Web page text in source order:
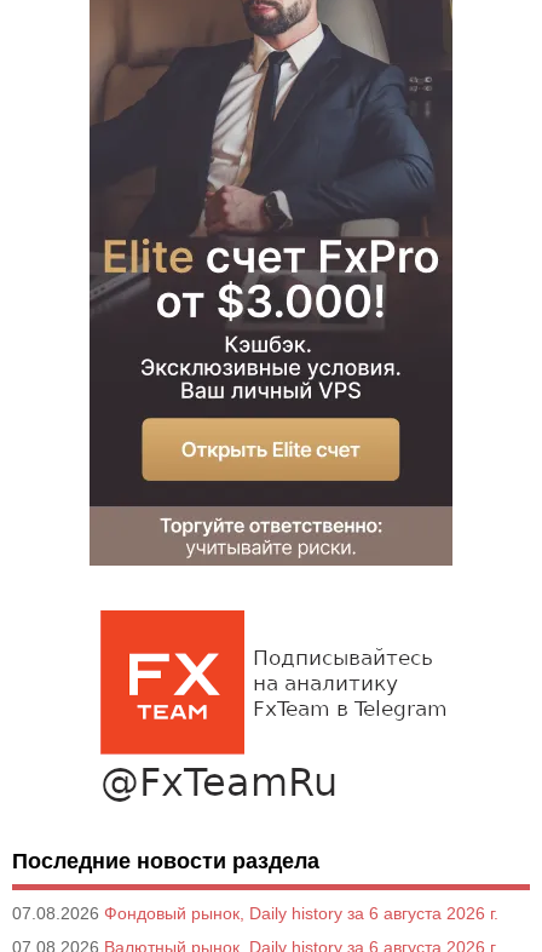
Последние новости раздела
07.08.2026 Фондовый рынок, Daily history за 6 августа 2026 г.
07.08.2026 Валютный рынок, Daily history за 6 августа 2026 г.